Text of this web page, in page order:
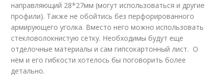
направляющий 28*27мм (могут использоваться и другие
профили). Также не обойтись без перфорированного
армирующего уголка. Вместо него можно использовать
стекловолокнистую сетку. Необходимы будут еще
отделочные материалы и сам гипсокартонный лист. О
нём и его гибкости хотелось бы поговорить более
детально.